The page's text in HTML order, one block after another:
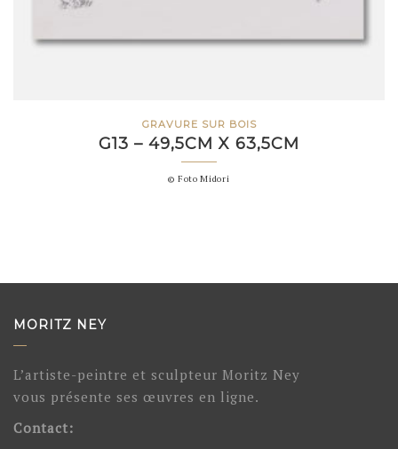
GRAVURE SUR BOIS
G13 – 49,5CM X 63,5CM
© Foto Midori
MORITZ NEY
L’artiste-peintre et sculpteur Moritz Ney
vous présente ses œuvres en ligne.
Contact: